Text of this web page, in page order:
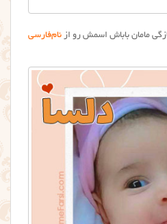
مامان باباش اسمش رو از نام‌فارسی